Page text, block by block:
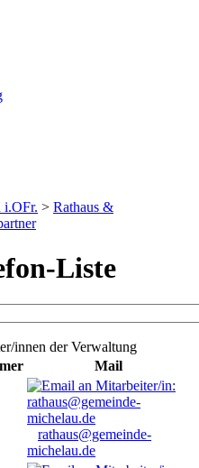
i.OFr. > Rathaus &
Liste
innen der Verwaltung
Mail
rathaus@gemeinde-
michelau.de